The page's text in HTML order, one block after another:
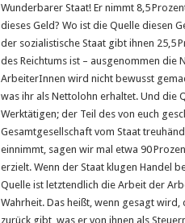
Wunderbarer Staat! Er nimmt 8,5
dieses Geld? Wo ist die Quelle diesen
der sozialistische Staat gibt ihnen 25,5
des Reichtums ist – ausgenommen die
ArbeiterInnen wird nicht bewusst
was ihr als Nettolohn erhaltet. Und die
Werktätigen; der Teil des von euch
Gesamtgesellschaft vom Staat
einnimmt, sagen wir mal etwa 90
erzielt. Wenn der Staat klugen Handel
Quelle ist letztendlich die Arbeit der
Wahrheit. Das heißt, wenn gesagt
zurück gibt, was er von ihnen als